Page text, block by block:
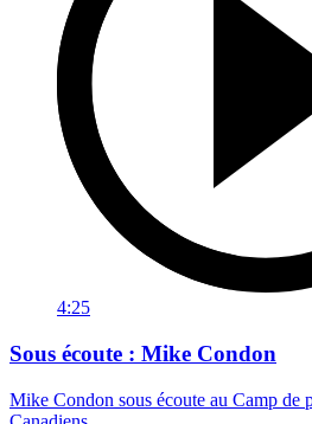
4:25
Sous écoute : Mike Condon
Mike Condon sous écoute au Camp de